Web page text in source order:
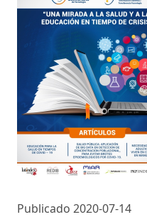
Publicado 2020-07-14